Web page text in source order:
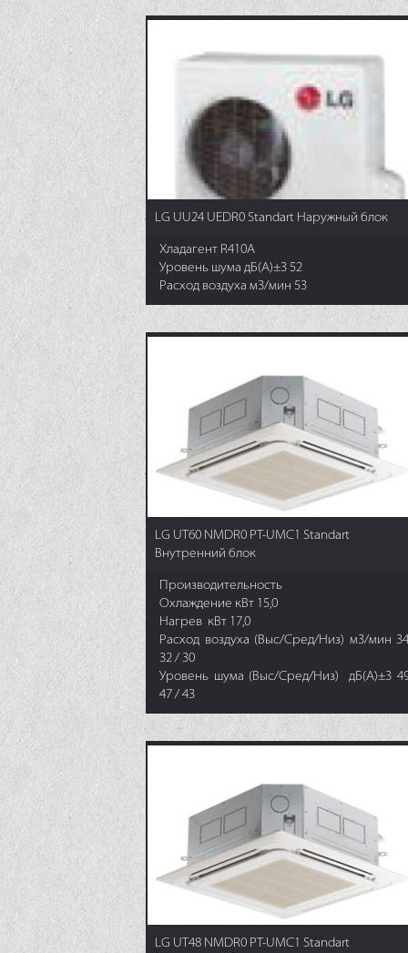
LG UU24 UEDR0 Standart Наружный блок
Хладагент R410A
Уровень шума дБ(А)±3 52
Расход воздуха м3/мин 53
LG UT60 NMDR0 PT-UMC1 Standart
Внутренний блок
Производительность
Охлаждение кВт 15,0
Нагрев кВт 17,0
Расход воздуха (Выс/Сред/Низ) м3/мин
32 / 30
Уровень шума (Выс/Сред/Низ) дБ(А)±3
47 / 43
LG UT48 NMDR0 PT-UMC1 Standart